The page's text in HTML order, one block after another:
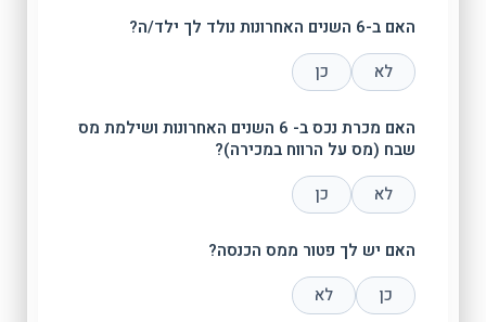
האם ב-6 השנים האחרונות נולד לך ילד/ה?
לא
כן
האם מכרת נכס ב- 6 השנים האחרונות ושילמת מס
שבח (מס על הרווח במכירה)?
לא
כן
האם יש לך פטור ממס הכנסה?
כן
לא